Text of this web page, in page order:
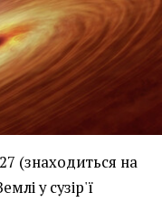
(знаходиться на
у сузір'ї